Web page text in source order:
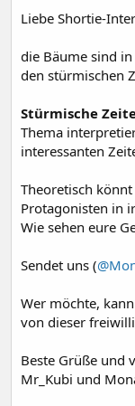
Liebe Shortie-
die Bäume sind
den stürmischen
Stürmische
Thema
interessanten
Theoretisch
Protagonisten in
Wie sehen eure
Sendet uns (
Wer möchte,
von dieser
Beste Grüße und
Mr_Kubi und